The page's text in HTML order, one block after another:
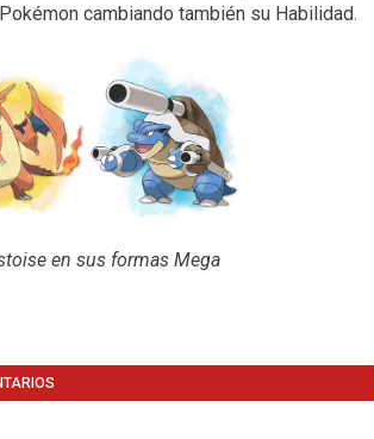
cambiando también su Habilidad.
en sus formas Mega